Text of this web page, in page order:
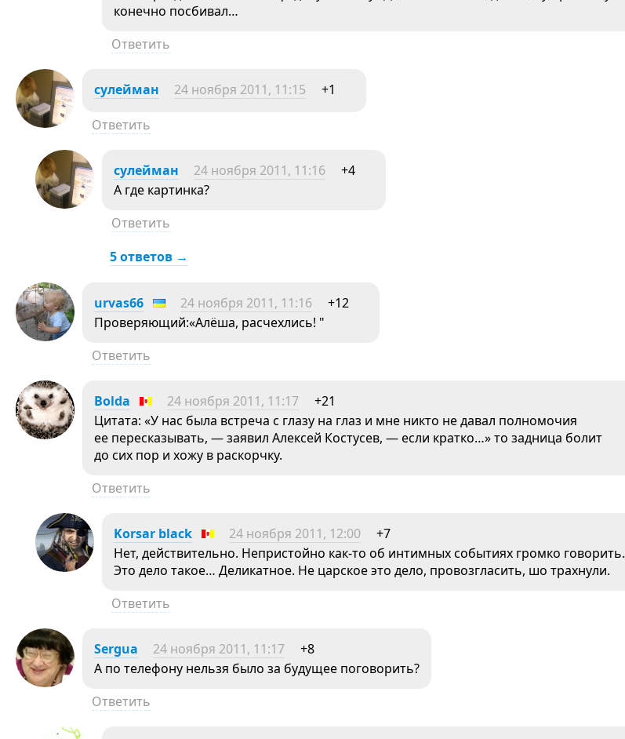
конечно посбивал…
Ответить
сулейман 24 ноября 2011, 11:15 +1
Ответить
сулейман 24 ноября 2011, 11:16
+4
А где картинка?
Ответить
5 ответов →
urvas66 24 ноября 2011, 11:16
+12
Проверяющий:«Алёша, расчехлись! "
Ответить
Bolda 24 ноября 2011, 11:17
+21
Цитата: «У нас была встреча с глазу на глаз и мне никто не давал полномочия
ее пересказывать, — заявил Алексей Костусев, — если кратко…» то задница болит
до сих пор и хожу в раскорчку.
Ответить
Korsar black 24 ноября 2011, 12:00
+7
Нет, действительно. Непристойно как-то об интимных событиях громко говорить.
Это дело такое… Деликатное. Не царское это дело, провозгласить, шо трахнули.
Ответить
Sergua 24 ноября 2011, 11:17
+8
А по телефону нельзя было за будущее поговорить?
Ответить